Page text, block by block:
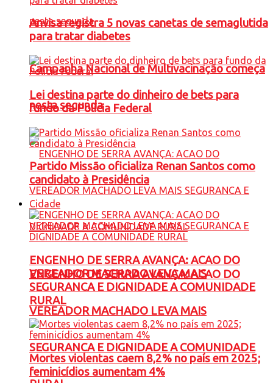
Campanha Nacional de Multivacinação começa
nesta segunda
ENGENHO DE SERRA AVANÇA: ACAO DO
VEREADOR MACHADO LEVA MAIS
SEGURANCA E DIGNIDADE A COMUNIDADE
Anvisa registra 5 novas canetas de semaglutida
para tratar diabetes
Lei destina parte do dinheiro de bets para
fundo da Polícia Federal
Partido Missão oficializa Renan Santos como
candidato à Presidência
Cidade
ENGENHO DE SERRA AVANÇA: ACAO DO
VEREADOR MACHADO LEVA MAIS
SEGURANCA E DIGNIDADE A COMUNIDADE
RURAL
Mortes violentas caem 8,2% no país em 2025;
feminicídios aumentam 4%